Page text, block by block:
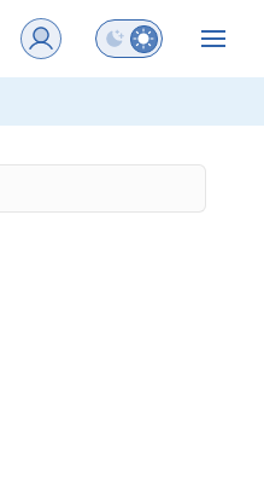
Preklopi barvni